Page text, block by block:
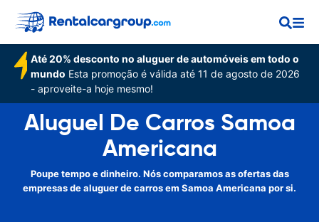
Até 20% desconto no aluguer de automóveis em todo o
mundo Esta promoção é válida até 11 de agosto de 2026
- aproveite-a hoje mesmo!
Aluguel De Carros Samoa
Americana
Poupe tempo e dinheiro. Nós comparamos as ofertas das
empresas de aluguer de carros em Samoa Americana por si.